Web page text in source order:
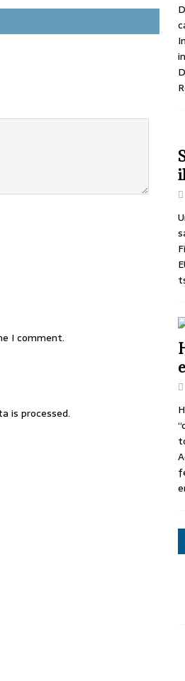
I comment.
is processed.